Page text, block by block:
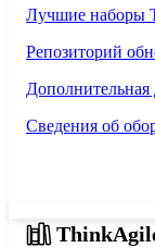
Лучшие наборы
Репозиторий
Дополнительная
Сведения об